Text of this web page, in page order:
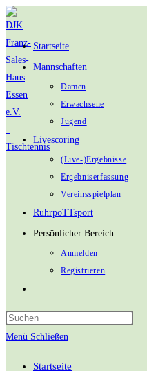
Zum
Inhalt
springenStartseite
Mannschaften
Damen
Erwachsene
Jugend
Livescoring
(Live-)Ergebnisse
Ergebniserfassung
Vereinsspielplan
RuhrpoTTsport
Persönlicher Bereich
Anmelden
Registrieren
Suche
Menü Schließen
Startseite